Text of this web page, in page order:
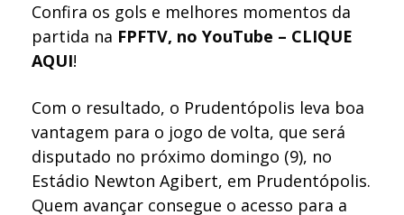
Confira os gols e melhores momentos da
partida na FPFTV, no YouTube – CLIQUE
AQUI!
Com o resultado, o Prudentópolis leva boa
vantagem para o jogo de volta, que será
disputado no próximo domingo (9), no
Estádio Newton Agibert, em Prudentópolis.
Quem avançar consegue o acesso para a